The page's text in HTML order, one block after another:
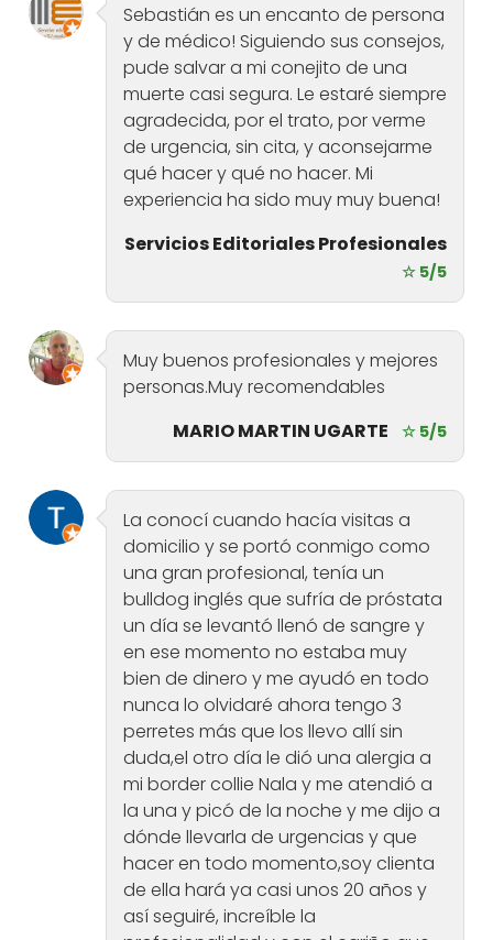
Sebastián es un encanto de persona
y de médico! Siguiendo sus consejos,
pude salvar a mi conejito de una
muerte casi segura. Le estaré siempre
agradecida, por el trato, por verme
de urgencia, sin cita, y aconsejarme
qué hacer y qué no hacer. Mi
experiencia ha sido muy muy buena!
Servicios Editoriales Profesionales
☆ 5/5
Muy buenos profesionales y mejores
personas.Muy recomendables
MARIO MARTIN UGARTE
☆ 5/5
La conocí cuando hacía visitas a
domicilio y se portó conmigo como
una gran profesional, tenía un
bulldog inglés que sufría de próstata
un día se levantó llenó de sangre y
en ese momento no estaba muy
bien de dinero y me ayudó en todo
nunca lo olvidaré ahora tengo 3
perretes más que los llevo allí sin
duda,el otro día le dió una alergia a
mi border collie Nala y me atendió a
la una y picó de la noche y me dijo a
dónde llevarla de urgencias y que
hacer en todo momento,soy clienta
de ella hará ya casi unos 20 años y
así seguiré, increíble la